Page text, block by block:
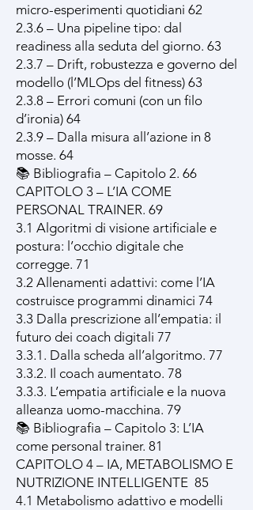
micro-esperimenti quotidiani 62
2.3.6 – Una pipeline tipo: dal
readiness alla seduta del giorno. 63
2.3.7 – Drift, robustezza e governo del
modello (l’MLOps del fitness) 63
2.3.8 – Errori comuni (con un filo
d’ironia) 64
2.3.9 – Dalla misura all’azione in 8
mosse. 64
📚 Bibliografia – Capitolo 2. 66
CAPITOLO 3 – L’IA COME
PERSONAL TRAINER. 69
3.1 Algoritmi di visione artificiale e
postura: l’occhio digitale che
corregge. 71
3.2 Allenamenti adattivi: come l’IA
costruisce programmi dinamici 74
3.3 Dalla prescrizione all’empatia: il
futuro dei coach digitali 77
3.3.1. Dalla scheda all’algoritmo. 77
3.3.2. Il coach aumentato. 78
3.3.3. L’empatia artificiale e la nuova
alleanza uomo-macchina. 79
📚 Bibliografia – Capitolo 3: L’IA
come personal trainer. 81
CAPITOLO 4 – IA, METABOLISMO E
NUTRIZIONE INTELLIGENTE 85
4.1 Metabolismo adattivo e modelli